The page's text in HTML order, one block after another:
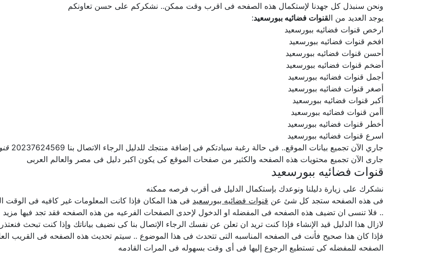
ونحن سنبذل كل جهدنا لإستكمال هذه الصفحه فى اقرب وقت ممكن.. نشكركم على حسن تعاونكم
يوجد العديد من القنوات فضائيه ببورسعيد:
ارخص قنوات فضائيه ببورسعيد
افخم قنوات فضائيه ببورسعيد
أحسن قنوات فضائيه ببورسعيد
أضخم قنوات فضائيه ببورسعيد
أجمل قنوات فضائيه ببورسعيد
أصغر قنوات فضائيه ببورسعيد
أكبر قنوات فضائيه ببورسعيد
أأمن قنوات فضائيه ببورسعيد
أخطر قنوات فضائيه ببورسعيد
اسرع قنوات فضائيه ببورسعيد
جاري الآن تجميع بيانات الموقع.. فى حالة رغبة سيادتكم فى إضافة منتجك للدليل الرجاء الاتصال بنا 20237624569
جارى الآن تجميع محتويات هذه الصفحه والكثير من صفحات الموقع كى يكون اكبر دليل فى مصر والعالم العربى
قنوات فضائيه ببورسعيد
نشكرك على زيارة دليلنا ونوعدك بإستكمال الدليل فى أقرب فرصه ممكنه
فى هذه الصفحه ستجد كل شئ عن قنوات فضائيه ببورسعيد فى هذا المكان فإذا كانت المعلومات غير كافيه فى الوقت
.. فلا تنسى ان تضيف هذه الصفحه فى المفضله او الدخول لإحدى الصفحات الفرعيه من هذه الصفحه فقد تجد فيها مزيد
لازال هذا الدليل قيد الإنشاء فإذا كنت تريد ان تعلن عن نفسك الرجاء الإتصال بنا كى نضيف بياناتك وإذا كنت تبحث
فإذا كان هذا صحيح فأنت فى الصفحه المناسبه التى تتحدث فى هذا الموضوع .. سيتم تحديث هذه الصفحه فى القريب
الصفحه للمفضله كى تستطيع الرجوع إليها فى أى وقت بسهوله فى المرات القادمه